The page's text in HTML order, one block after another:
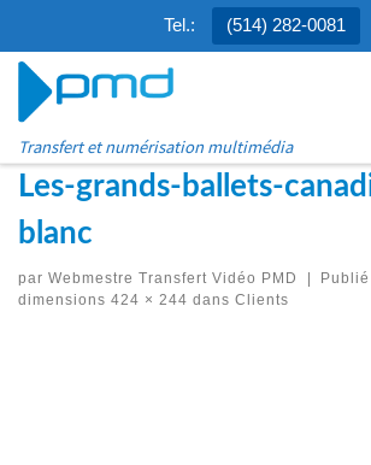
Tel.: (514) 282-0081
Transfert et numérisation multimédia
Les-grands-ballets-
blanc
par Webmestre Transfert Vidéo PMD Publié
dimensions 424 × 244 dans Clients